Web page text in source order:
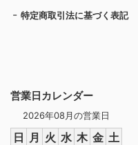
営業日カレンダー
2026年08月の営業日
日 月 火 水 木 金 土
特定商取引法に基づく表記